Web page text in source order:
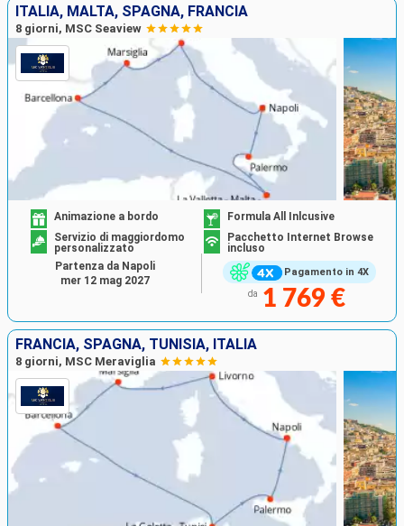
ITALIA, MALTA, SPAGNA, FRANCIA
8 giorni, MSC Seaview
Pagamento in 4X
Animazione a bordo
Formula All Inlcusive
Servizio di maggiordomo
personalizzato
Pacchetto Internet Browse
incluso
da 1 769 €
Partenza da Napoli
mer 12 mag 2027
FRANCIA, SPAGNA, TUNISIA, ITALIA
8 giorni, MSC Meraviglia